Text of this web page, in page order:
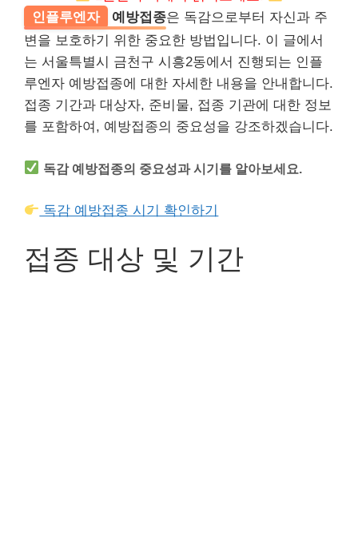
인플루엔자
예방접종은 독감으로부터 자신과 주
변을 보호하기 위한 중요한 방법입니다. 이 글에서
는 서울특별시 금천구 시흥2동에서 진행되는 인플
루엔자 예방접종에 대한 자세한 내용을 안내합니다.
접종 기간과 대상자, 준비물, 접종 기관에 대한 정보
를 포함하여, 예방접종의 중요성을 강조하겠습니다.
독감 예방접종의 중요성과 시기를 알아보세요.
독감 예방접종 시기 확인하기
접종 대상 및 기간